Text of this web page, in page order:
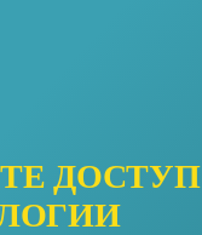
ДОСТУП